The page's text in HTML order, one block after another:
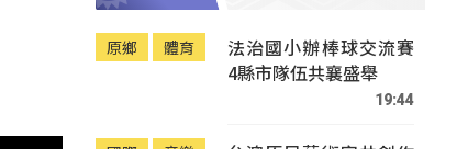
原鄉 體育
法治國小辦棒球交流賽
4縣市隊伍共襄盛舉
19:44